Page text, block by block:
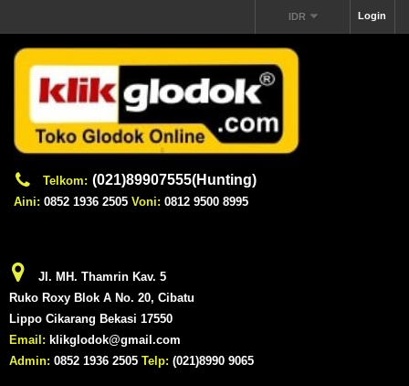
Login
IDR
Telkom: (021)89907555(Hunting)
Aini: 0852 1936 2505 Voni: 0812 9500 8995
Jl. MH. Thamrin Kav. 5
Ruko Roxy Blok A No. 20, Cibatu
Lippo Cikarang Bekasi 17550
Email: klikglodok@gmail.com
Admin: 0852 1936 2505 Telp: (021)8990 9065